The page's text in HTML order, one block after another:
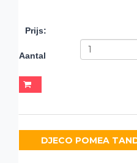
Prijs:
Aantal
DJECO POMEA